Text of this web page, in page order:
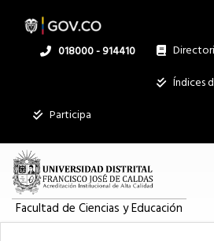
contenido
Linea
018000 - 914410
Índices
Participa
Facultad de Ciencias y Educación
registros
Buscar:
Servicios
Ningún dato